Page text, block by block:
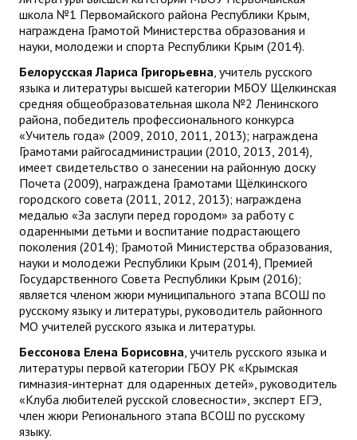
школа №1 Первомайского района Республики Крым,
награждена Грамотой Министерства образования и
науки, молодежи и спорта Республики Крым (2014).
Белорусская Лариса Григорьевна, учитель русского
языка и литературы высшей категории МБОУ Щелкинская
средняя общеобразовательная школа №2 Ленинского
района, победитель профессионального конкурса
«Учитель года» (2009, 2010, 2011, 2013); награждена
Грамотами райгосадминистрации (2010, 2013, 2014),
имеет свидетельство о занесении на районную доску
Почета (2009), награждена Грамотами Щёлкинского
городского совета (2011, 2012, 2013); награждена
медалью «За заслуги перед городом» за работу с
одаренными детьми и воспитание подрастающего
поколения (2014); Грамотой Министерства образования,
науки и молодежи Республики Крым (2014), Премией
Государственного Совета Республики Крым (2016);
является членом жюри муниципального этапа ВСОШ по
русскому языку и литературы, руководитель районного
МО учителей русского языка и литературы.
Бессонова Елена Борисовна, учитель русского языка и
литературы первой категории ГБОУ РК «Крымская
гимназия-интернат для одаренных детей», руководитель
«Клуба любителей русской словесности», эксперт ЕГЭ,
член жюри Регионального этапа ВСОШ по русскому
языку.